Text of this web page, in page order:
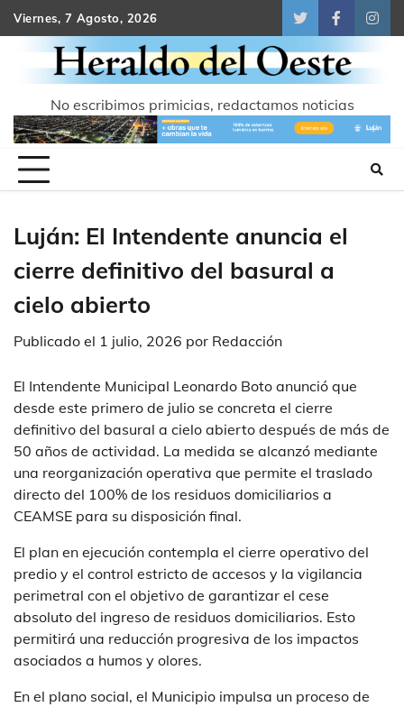
Skip
to
content
Viernes, 7 Agosto, 2026
TwitterFacebook
No escribimos primicias, redactamos noticias
Luján: El Intendente anuncia el
cierre definitivo del basural a
cielo abierto
Publicado el 1 julio, 2026 por Redacción
El Intendente Municipal Leonardo Boto anunció que
desde este primero de julio se concreta el cierre
definitivo del basural a cielo abierto después de más de
50 años de actividad. La medida se alcanzó mediante
una reorganización operativa que permite el traslado
directo del 100% de los residuos domiciliarios a
CEAMSE para su disposición final.
El plan en ejecución contempla el cierre operativo del
predio y el control estricto de accesos y la vigilancia
perimetral con el objetivo de garantizar el cese
absoluto del ingreso de residuos domiciliarios. Esto
permitirá una reducción progresiva de los impactos
asociados a humos y olores.
En el plano social, el Municipio impulsa un proceso de